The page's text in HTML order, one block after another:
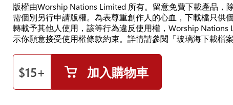
版權由Worship Nations Limited 所有。留意免費下載產品，
需個別另行申請版權。為表尊重創作人的心血，下載檔只供
轉載予其他人使用，該等行為違反使用權，Worship
示你願意接受使用權條款約束。詳情請參閱「玻璃海下載檔案
$15+ 加入購物車